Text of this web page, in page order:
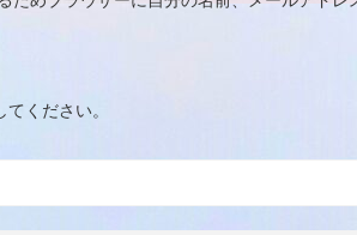
ください。